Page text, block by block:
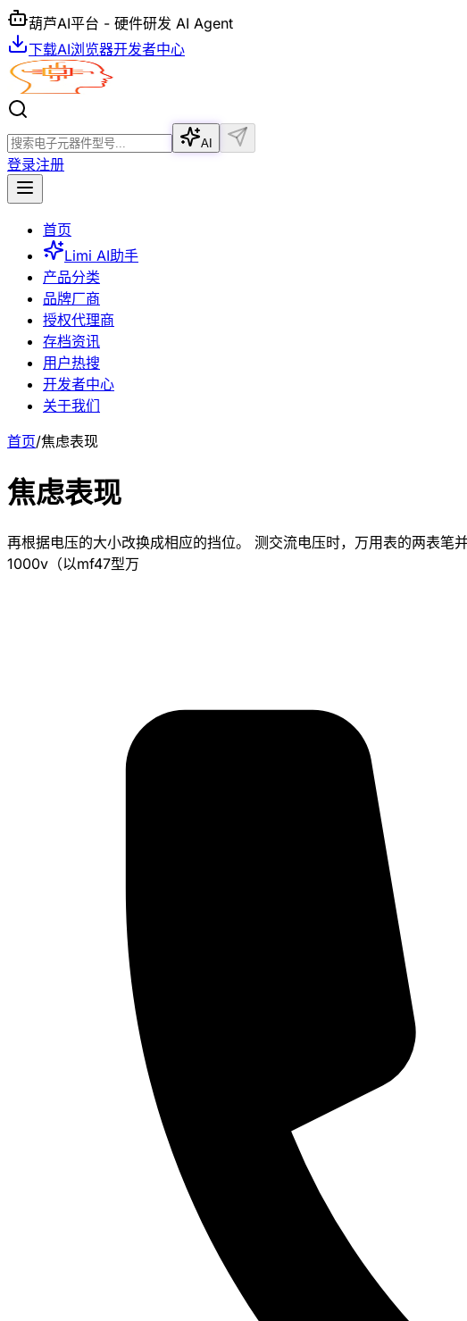
葫芦AI平台 - 硬件研发 AI Agent
下载AI浏览器开发者中心
AI
登录注册
首页
Limi AI助手
产品分类
品牌厂商
授权代理商
存档资讯
用户热搜
开发者中心
关于我们
首页/焦虑表现
焦虑表现
再根据电压的大小改换成相应的挡位。 测交流电压时，万用表的两表
1000v（以mf47型万